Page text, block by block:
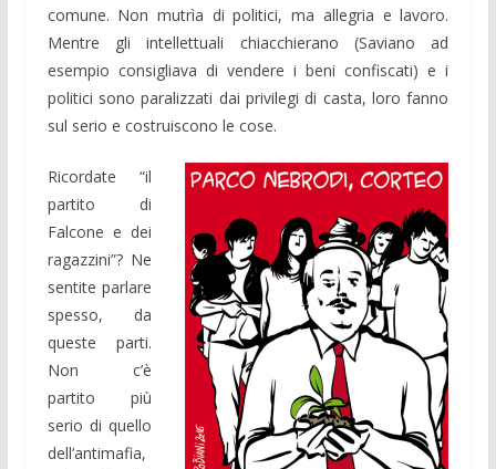
comune. Non mutrìa di politici, ma allegria e lavoro.
Mentre gli intellettuali chiacchierano (Saviano ad
esempio consigliava di vendere i beni confiscati) e i
politici sono paralizzati dai privilegi di casta, loro fanno
sul serio e costruiscono le cose.
Ricordate “il
partito di
Falcone e dei
ragazzini”? Ne
sentite parlare
spesso, da
queste parti.
Non c’è
partito più
serio di quello
dell’antimafia,